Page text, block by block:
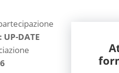
UP-DATE